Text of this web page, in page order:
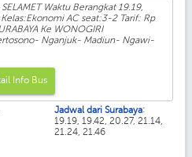
Waktu Berangkat 19.19,
AC seat:3-2 Tarif: Rp
Ke WONOGIRI
Nganjuk- Madiun- Ngawi-
Info Bus
Jadwal dari Surabaya:
19.19, 19.42, 20.27, 21.14,
21.24, 21.46